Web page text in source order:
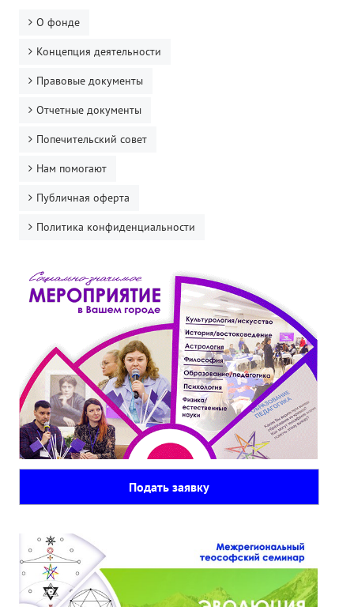
О фонде
Концепция деятельности
Правовые документы
Отчетные документы
Попечительский совет
Нам помогают
Публичная оферта
Политика конфиденциальности
Подать заявку